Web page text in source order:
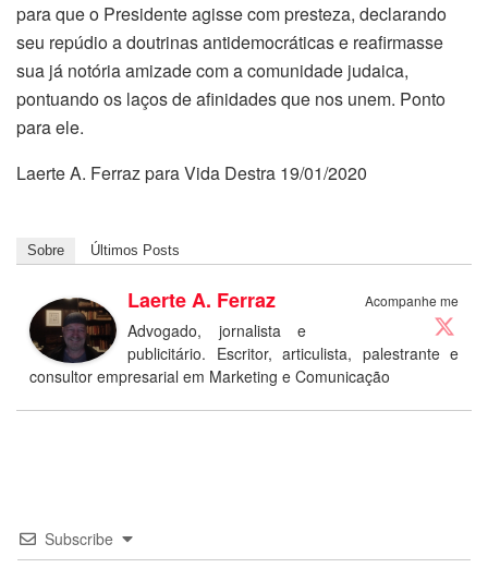
para que o Presidente agisse com presteza, declarando
seu repúdio a doutrinas antidemocráticas e reafirmasse
sua já notória amizade com a comunidade judaica,
pontuando os laços de afinidades que nos unem. Ponto
para ele.
Laerte A. Ferraz para Vida Destra 19/01/2020
Sobre Últimos Posts
Acompanhe me
Laerte A. Ferraz
Advogado, jornalista e
publicitário. Escritor, articulista, palestrante e
consultor empresarial em Marketing e Comunicação
Subscribe